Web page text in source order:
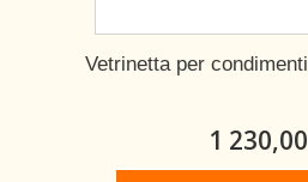
Vetrinetta per
1